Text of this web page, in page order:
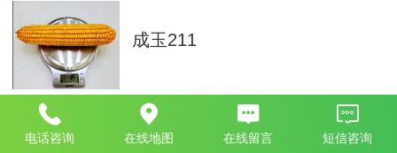
成玉211
电话咨询 在线地图 在线留言 短信咨询